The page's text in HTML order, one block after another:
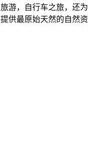
游，自行车之旅，还为
供最原始天然的自然资